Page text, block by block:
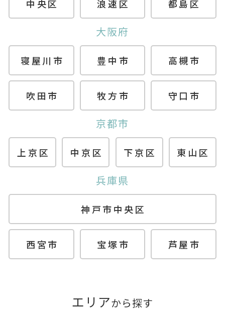
中央区 浪速区 都島区
大阪府
寝屋川市 豊中市 高槻市
吹田市 牧方市 守口市
京都市
上京区 中京区 下京区 東山区
兵庫県
神戸市中央区
西宮市 宝塚市 芦屋市
エリアから探す